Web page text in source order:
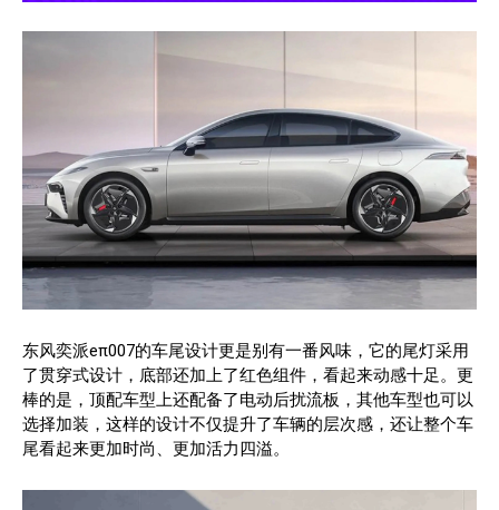
东风奕派eπ007的车尾设计更是别有一番风味，它的尾灯采用
了贯穿式设计，底部还加上了红色组件，看起来动感十足。更
棒的是，顶配车型上还配备了电动后扰流板，其他车型也可以
选择加装，这样的设计不仅提升了车辆的层次感，还让整个车
尾看起来更加时尚、更加活力四溢。